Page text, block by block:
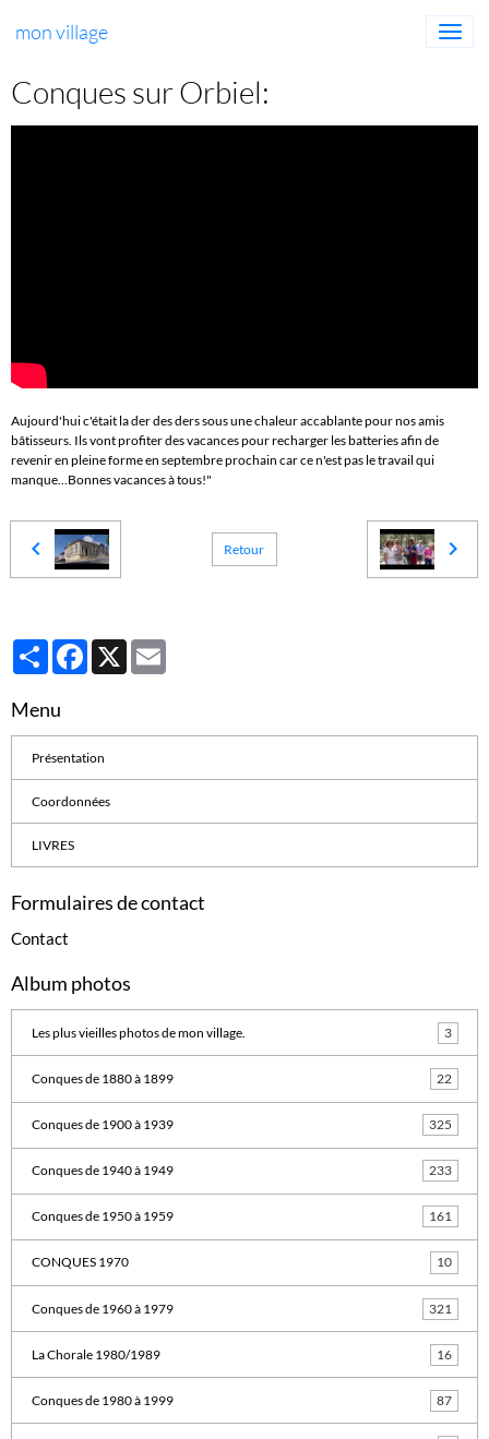
mon village
Conques sur Orbiel:
Aujourd'hui c'était la der des ders sous une chaleur accablante pour nos amis
bâtisseurs. Ils vont profiter des vacances pour recharger les batteries afin de
revenir en pleine forme en septembre prochain car ce n'est pas le travail qui
manque...Bonnes vacances à tous!"
Retour
PartagerFacebook
X
Menu
Présentation
Coordonnées
LIVRES
Formulaires de contact
Contact
Album photos
Les plus vieilles photos de mon village. 3
Conques de 1880 à 1899 22
Conques de 1900 à 1939 325
Conques de 1940 à 1949 233
Conques de 1950 à 1959 161
CONQUES 1970 10
Conques de 1960 à 1979 321
La Chorale 1980/1989 16
Conques de 1980 à 1999 87